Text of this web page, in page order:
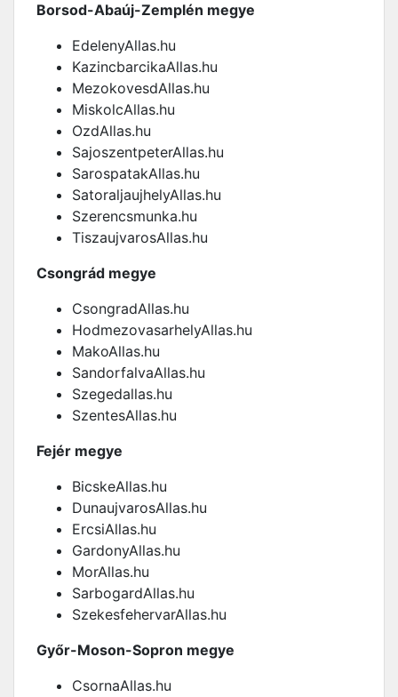
Borsod-Abaúj-Zemplén megye
EdelenyAllas.hu
KazincbarcikaAllas.hu
MezokovesdAllas.hu
MiskolcAllas.hu
OzdAllas.hu
SajoszentpeterAllas.hu
SarospatakAllas.hu
SatoraljaujhelyAllas.hu
Szerencsmunka.hu
TiszaujvarosAllas.hu
Csongrád megye
CsongradAllas.hu
HodmezovasarhelyAllas.hu
MakoAllas.hu
SandorfalvaAllas.hu
Szegedallas.hu
SzentesAllas.hu
Fejér megye
BicskeAllas.hu
DunaujvarosAllas.hu
ErcsiAllas.hu
GardonyAllas.hu
MorAllas.hu
SarbogardAllas.hu
SzekesfehervarAllas.hu
Győr-Moson-Sopron megye
CsornaAllas.hu